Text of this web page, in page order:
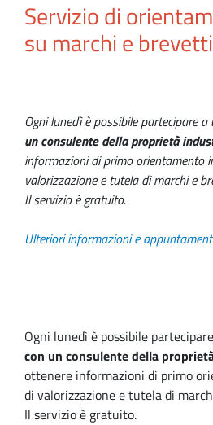
Servizio di
su marchi e brevetti
Ogni lunedì è possibile partecipare a
un consulente della proprietà
informazioni di primo orientamento
valorizzazione e tutela di marchi e
Il servizio è gratuito.
Ulteriori informazioni e
Ogni lunedì è possibile
con un consulente della
ottenere informazioni di primo
di valorizzazione e tutela di
Il servizio è gratuito.